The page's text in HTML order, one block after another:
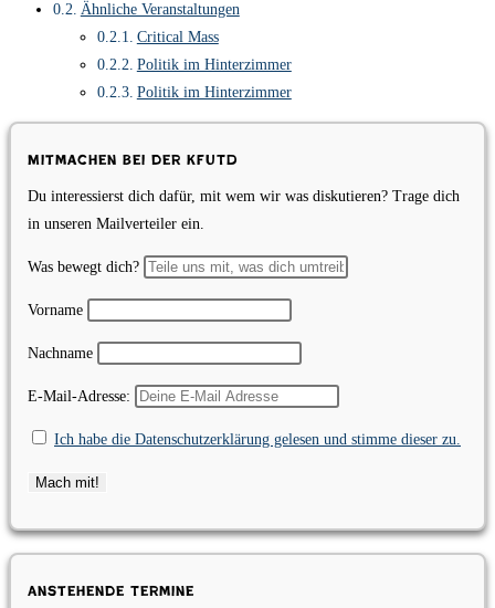
Ähnliche Veranstaltungen
Critical Mass
Politik im Hinterzimmer
Politik im Hinterzimmer
Mitmachen bei der KfUTD
Du interessierst dich dafür, mit wem wir was diskutieren? Trage dich
in unseren Mailverteiler ein.
Was bewegt dich?
Vorname
Nachname
E-Mail-Adresse:
Ich habe die Datenschutzerklärung gelesen und stimme dieser zu.
Anstehende Termine